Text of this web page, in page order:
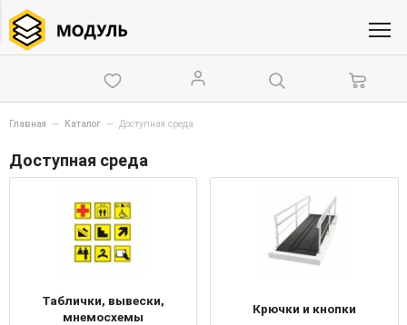
Главная — Каталог — Доступная среда
Доступная среда
Таблички, вывески,
мнемосхемы
Крючки и кнопки